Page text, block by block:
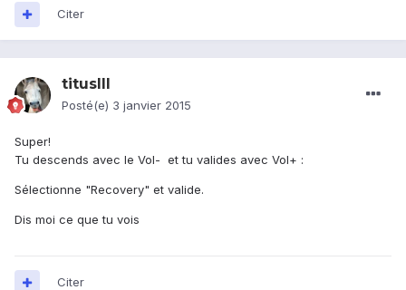
Citer
titusIII
Posté(e) 3 janvier 2015
Super!
Tu descends avec le Vol- et tu valides avec Vol+ :
Sélectionne "Recovery" et valide.
Dis moi ce que tu vois
Citer